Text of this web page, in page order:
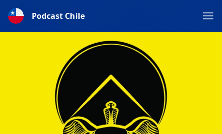
Podcast Chile